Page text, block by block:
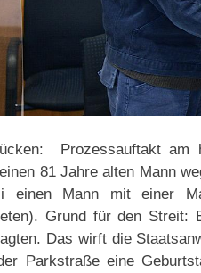
Prozessauftakt am
81 Jahre alten Mann
einen Mann mit einer
Grund für den Streit:
Das wirft die
Parkstraße eine